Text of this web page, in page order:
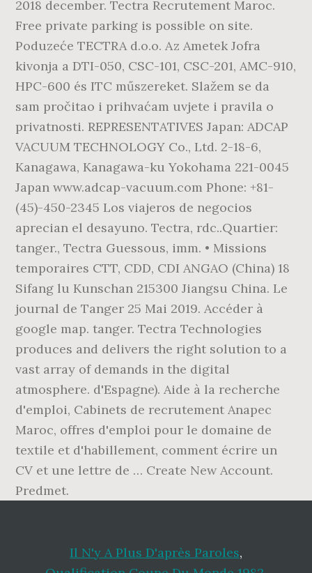
Il N'y A Plus D'après Paroles,